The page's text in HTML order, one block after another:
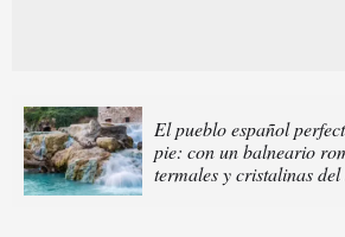
El pueblo español
pie: con un balneario
termales y cristalinas